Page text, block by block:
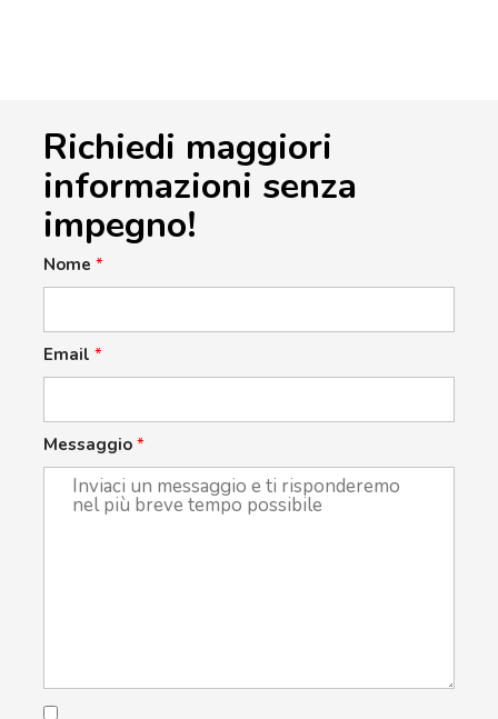
Richiedi maggiori
informazioni senza
impegno!
Nome *
Email *
Messaggio *